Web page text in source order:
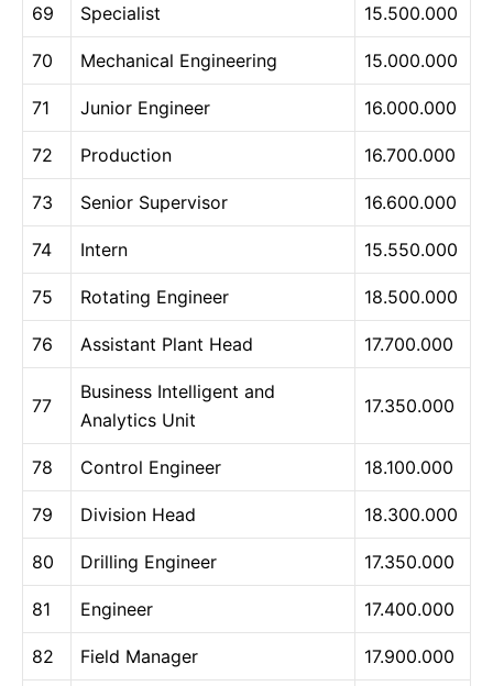
69 Specialist 15.500.000
70 Mechanical Engineering 15.000.000
71 Junior Engineer 16.000.000
72 Production 16.700.000
73 Senior Supervisor 16.600.000
74 Intern 15.550.000
75 Rotating Engineer 18.500.000
76 Assistant Plant Head 17.700.000
77
Business Intelligent and
Analytics Unit
17.350.000
78 Control Engineer 18.100.000
79 Division Head 18.300.000
80 Drilling Engineer 17.350.000
81 Engineer 17.400.000
82 Field Manager 17.900.000